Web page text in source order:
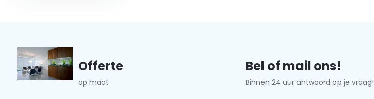
Offerte
op maat
Bel of mail ons!
Binnen 24 uur antwoord op je vraag!